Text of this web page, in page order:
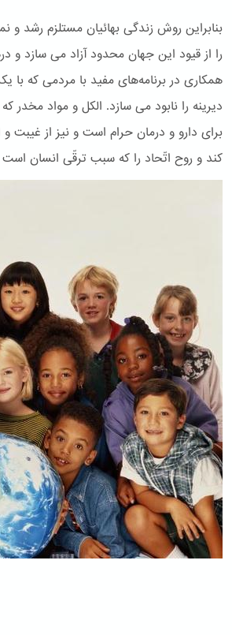
بنابراین روش زندگی بهائیان مستلزم رشد و
را از قیود این جهان محدود آزاد می سازد
همکاری در برنامه‌های مفید با مردمی که با
دیرینه را نابود می سازد. الكل و مواد مخدر
برای دارو و درمان حرام است و نیز از غیبت
کند و روح اتّحاد را که سبب ترقّی انسان